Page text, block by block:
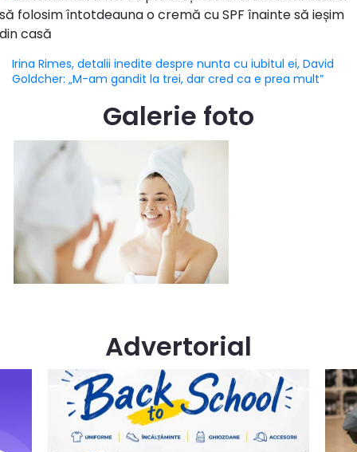
Irina Rimes, detalii inedite despre nunta cu iubitul ei, David
Goldcher: „M-am gandit la trei, dar cred ca e prea mult”
Galerie foto
Advertorial